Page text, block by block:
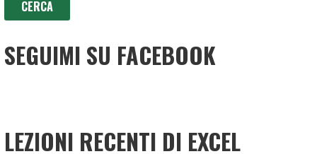
SEGUIMI SU FACEBOOK
LEZIONI RECENTI DI EXCEL